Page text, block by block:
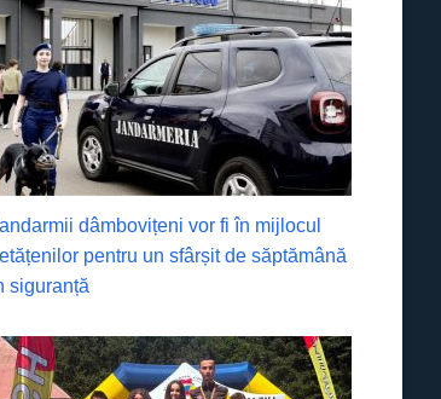
dâmbovițeni vor fi în mijlocul
pentru un sfârșit de săptămână
siguranță